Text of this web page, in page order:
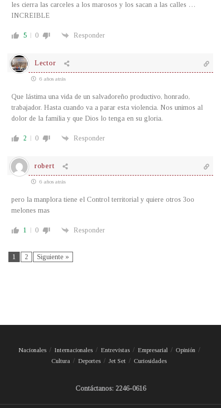
les cierra las carceles a los marosos y los sacan a las calles …
INCREIBLE
5 0 Responder
Lector
6 años atrás
Que lástima una vida de un salvadoreño productivo, honrado,
trabajador. Hasta cuando va a parar esta violencia. Nos unimos al
dolor de la familia y que Dios lo tenga en su gloria.
2 0 Responder
robert
6 años atrás
pero la manplora tiene el Control territorial y quiere otros 3oo
melones mas
1 0 Responder
1 2 Siguiente »
Nacionales Internacionales Entrevistas Empresarial
Opinión
Cultura
Deportes Jet Set Curiosidades
Contáctanos: 2246-0616